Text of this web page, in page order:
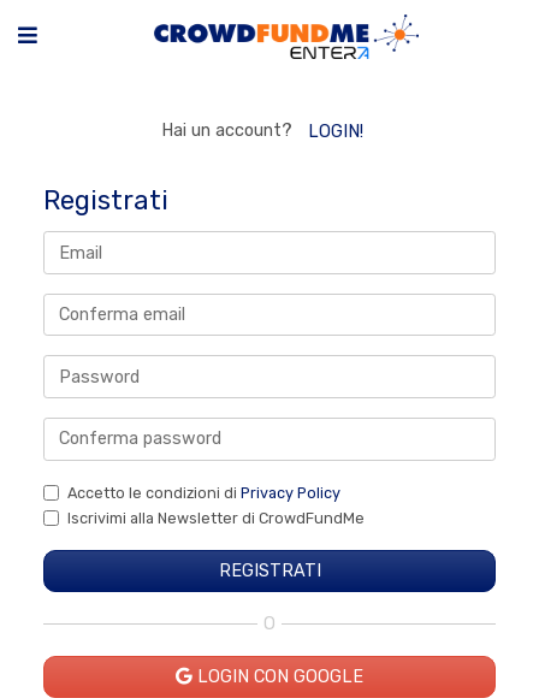
Hai un account? LOGIN!
Registrati
Accetto le condizioni di Privacy Policy
Iscrivimi alla Newsletter di CrowdFundMe
O
LOGIN CON GOOGLE